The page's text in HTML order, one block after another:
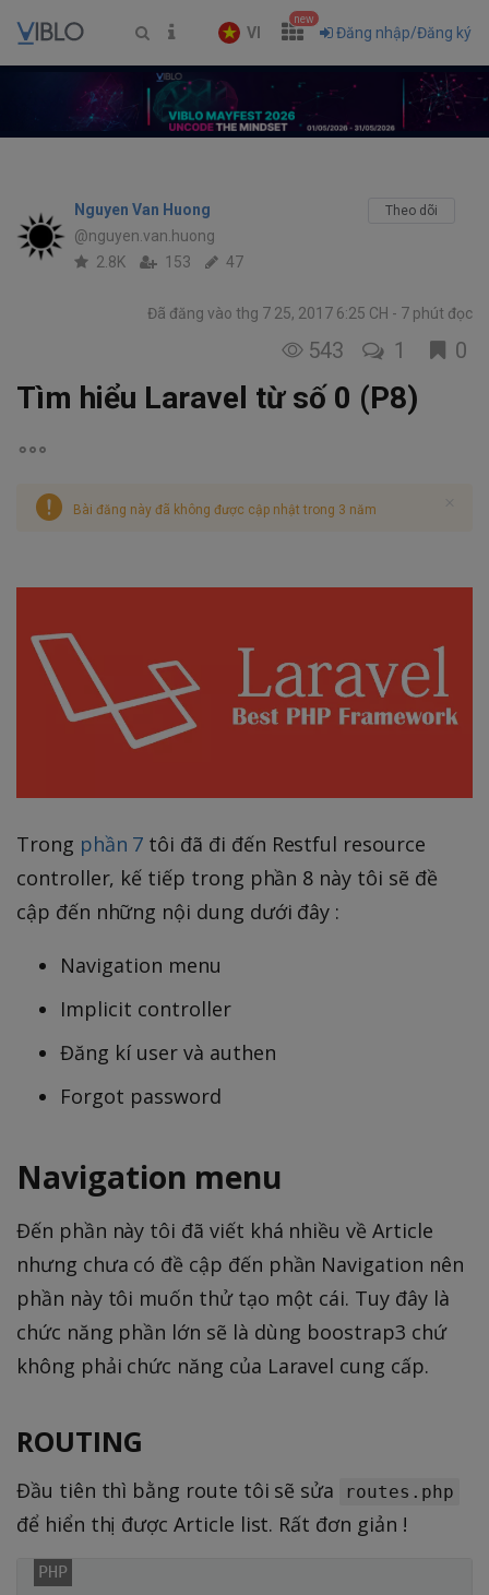
VI
new
Đăng nhập/Đăng ký
Nguyen Van Huong
@nguyen.van.huong
Theo dõi
2.8K 153 47
Đã đăng vào thg 7 25, 2017 6:25 CH 7 phút đọc
543 1 0
Tìm hiểu Laravel từ số 0 (P8)
Bài đăng này đã không được cập nhật trong 3 năm
Trong phần 7 tôi đã đi đến Restful resource
controller, kế tiếp trong phần 8 này tôi sẽ đề
cập đến những nội dung dưới đây :
Navigation menu
Implicit controller
Đăng kí user và authen
Forgot password
Navigation menu
Đến phần này tôi đã viết khá nhiều về Article
nhưng chưa có đề cập đến phần Navigation nên
phần này tôi muốn thử tạo một cái. Tuy đây là
chức năng phần lớn sẽ là dùng boostrap3 chứ
không phải chức năng của Laravel cung cấp.
ROUTING
Đầu tiên thì bằng route tôi sẽ sửa routes.php
để hiển thị được Article list. Rất đơn giản !